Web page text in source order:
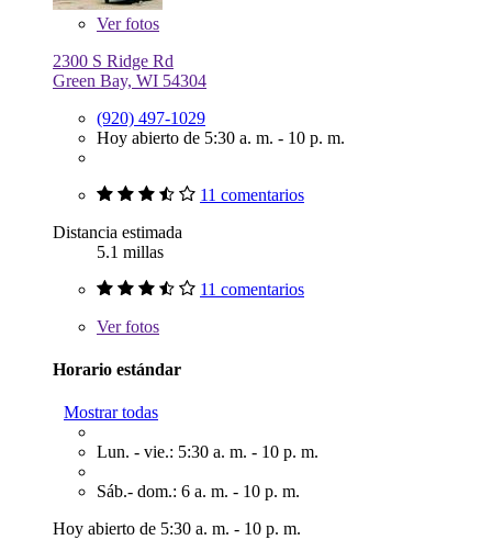
Verfotos
2300 S Ridge Rd
Green Bay, WI 54304
(920) 497-1029
Hoy abierto de 5:30 a. m. - 10 p. m.
11 comentarios
Distancia estimada
5.1 millas
11 comentarios
Verfotos
Horario estándar
Mostrar todas
Lun. - vie.: 5:30 a. m. - 10 p. m.
Sáb.- dom.: 6 a. m. - 10 p. m.
Hoy abierto de 5:30 a. m. - 10 p. m.